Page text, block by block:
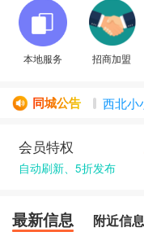
本地服务 招商加盟
同城公告 西北小
1234
会员特权
自动刷新、5折发布
最新信息 附近信息